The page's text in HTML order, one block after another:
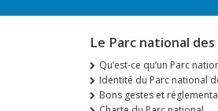
Le Parc national des
Qu’est-ce qu’un Parc
Identité du Parc national
Bons gestes et